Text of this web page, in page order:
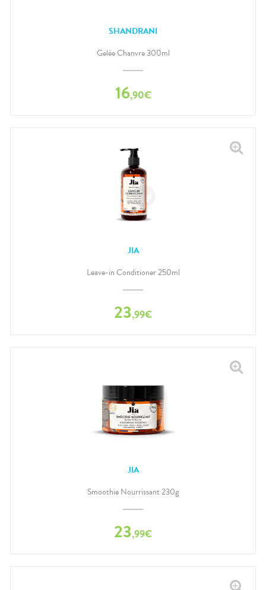
SHANDRANI
Gelée Chanvre 300ml
16,90€
JIA
Leave-in Conditioner 250ml
23,99€
JIA
Smoothie Nourrissant 230g
23,99€